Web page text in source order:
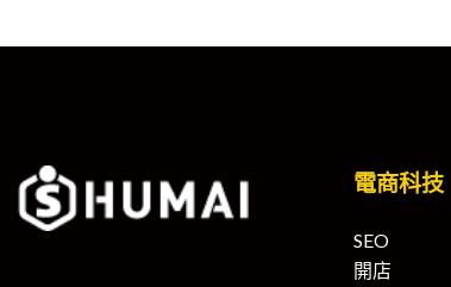
電商科技
SEO
開店